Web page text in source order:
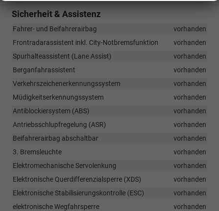
Sicherheit & Assistenz
Fahrer- und Beifahrerairbag
vorhanden
Frontradarassistent inkl. City-Notbremsfunktion
vorhanden
Spurhalteassistent (Lane Assist)
vorhanden
Berganfahrassistent
vorhanden
Verkehrszeichenerkennungssystem
vorhanden
Müdigkeitserkennungssystem
vorhanden
Antiblockiersystem (ABS)
vorhanden
Antriebsschlupfregelung (ASR)
vorhanden
Beifahrerairbag abschaltbar
vorhanden
3. Bremsleuchte
vorhanden
Elektromechanische Servolenkung
vorhanden
Elektronische Querdifferenzialsperre (XDS)
vorhanden
Elektronische Stabilisierungskontrolle (ESC)
vorhanden
elektronische Wegfahrsperre
vorhanden